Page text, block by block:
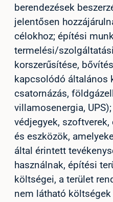
berendezések
jelentősen
célokhoz; építési
termelési/
korszerűsítése,
kapcsolódó általános
csatornázás,
villamosenergia,
védjegyek,
és eszközök,
által érintett
használnak, építési
költségei, a terület
nem látható